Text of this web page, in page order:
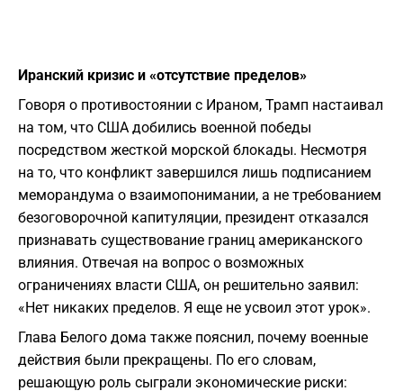
Иранский кризис и «отсутствие пределов»
Говоря о противостоянии с Ираном, Трамп настаивал
на том, что США добились военной победы
посредством жесткой морской блокады. Несмотря
на то, что конфликт завершился лишь подписанием
меморандума о взаимопонимании, а не требованием
безоговорочной капитуляции, президент отказался
признавать существование границ американского
влияния. Отвечая на вопрос о возможных
ограничениях власти США, он решительно заявил:
«Нет никаких пределов. Я еще не усвоил этот урок».
​Глава Белого дома также пояснил, почему военные
действия были прекращены. По его словам,
решающую роль сыграли экономические риски: